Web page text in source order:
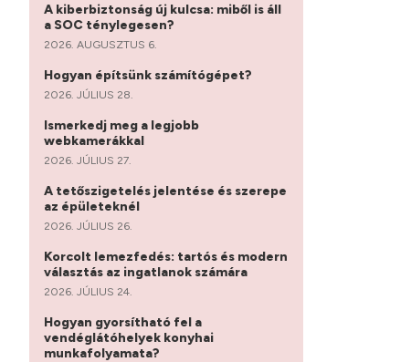
A kiberbiztonság új kulcsa: miből is áll
a SOC ténylegesen?
2026. AUGUSZTUS 6.
Hogyan építsünk számítógépet?
2026. JÚLIUS 28.
Ismerkedj meg a legjobb
webkamerákkal
2026. JÚLIUS 27.
A tetőszigetelés jelentése és szerepe
az épületeknél
2026. JÚLIUS 26.
Korcolt lemezfedés: tartós és modern
választás az ingatlanok számára
2026. JÚLIUS 24.
Hogyan gyorsítható fel a
vendéglátóhelyek konyhai
munkafolyamata?